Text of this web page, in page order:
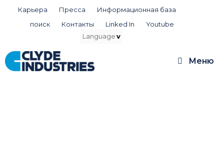
Перейти
Карьера Пресса
Информационная база
поиск
Контакты Linked In Youtube
Меню